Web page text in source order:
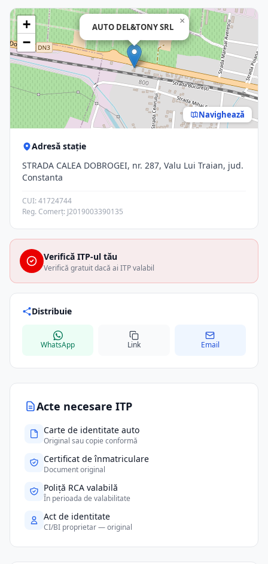
Acte necesare ITP
Carte de identitate auto
Original sau copie conformă
Certificat de înmatriculare
Document original
Poliță RCA valabilă
În perioada de valabilitate
Act de identitate
CI/BI proprietar — original
AUTO DEL&TONY SRL
×
+
−
Navighează
Adresă stație
STRADA CALEA DOBROGEI, nr. 287, Valu Lui Traian, jud.
Constanta
CUI: 41724744
Reg. Comerț: J2019003390135
Verifică ITP-ul tău
Verifică gratuit dacă ai ITP valabil
Distribuie
WhatsApp Link Email